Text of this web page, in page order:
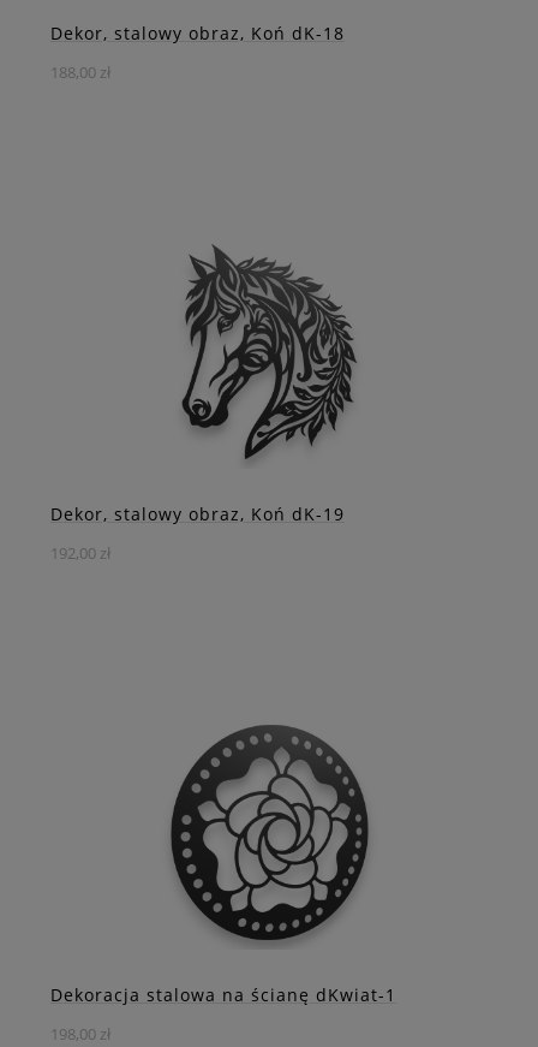
Dekor, stalowy obraz, Koń dK-18
188,00 zł
Stalowy Dekor Głowa Konia z Rozwianą Grzywą – Siła i
Finezja w Jednym
DO KOSZYKA
ZOBACZ WIĘCEJ
Dekor, stalowy obraz, Koń dK-19
192,00 zł
Stalowy Dekor Głowa Konia z Florystyczną Grzywą –
Subtelność Natury i Siła Zwierzęcia
DO KOSZYKA
ZOBACZ WIĘCEJ
Dekoracja stalowa na ścianę dKwiat-1
198,00 zł